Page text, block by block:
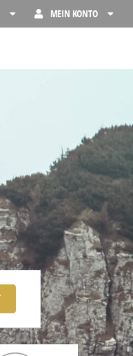
MEIN KONTO
Advanced Filters